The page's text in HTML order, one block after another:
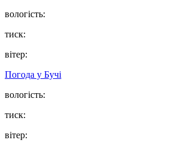
вологість:
тиск:
вітер:
Погода у Бучі
вологість:
тиск:
вітер: